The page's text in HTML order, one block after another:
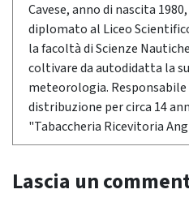
Cavese, anno di nascita
diplomato al Liceo
la facoltà di Scienze
coltivare da autodidatta la
meteorologia.
distribuzione per circa 14
"Tabaccheria Ricevitoria
Lascia un